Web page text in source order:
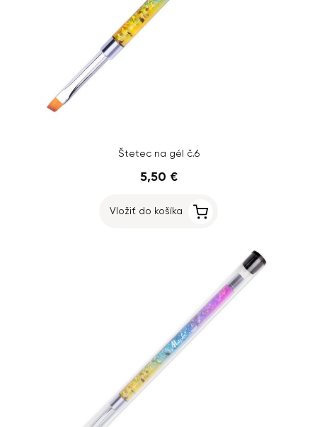
Štetec na gél č.6
5,50 €
Vložiť do košíka